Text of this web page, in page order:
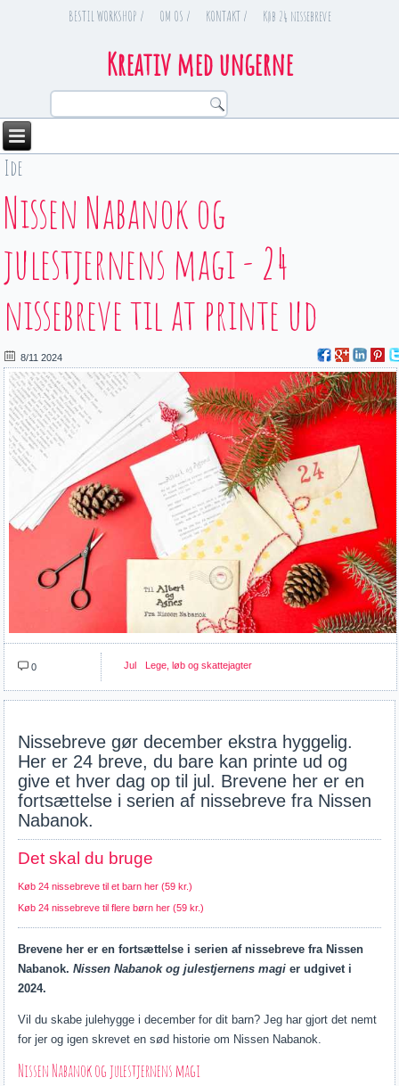
BESTIL WORKSHOP / OM OS / KONTAKT / Køb 24 nissebreve
Kreativ med ungerne
You are here
Ide
Nissen Nabanok og
julestjernens magi - 24
nissebreve til at printe ud
8/11 2024
0 Jul Lege, løb og skattejagter
Nissebreve gør december ekstra hyggelig.
Her er 24 breve, du bare kan printe ud og
give et hver dag op til jul. Brevene her er en
fortsættelse i serien af nissebreve fra Nissen
Nabanok.
Det skal du bruge
Køb 24 nissebreve til et barn her (59 kr.)
Køb 24 nissebreve til flere børn her (59 kr.)
Brevene her er en fortsættelse i serien af nissebreve fra Nissen
Nabanok.Nissen Nabanok og julestjernens magier udgivet i
2024.
Vil du skabe julehygge i december for dit barn? Jeg har gjort det nemt
for jer og igen skrevet en sød historie om Nissen Nabanok.
Nissen Nabanok og julestjernens magi